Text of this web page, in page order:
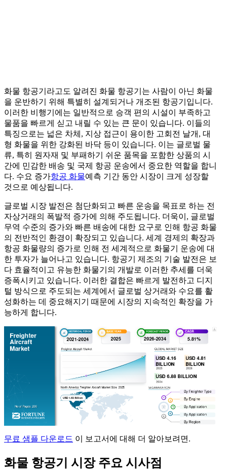
화물 항공기라고도 알려진 화물 항공기는 사람이 아닌 화물
을 운반하기 위해 특별히 설계되거나 개조된 항공기입니다.
이러한 비행기에는 일반적으로 승객 편의 시설이 부족하고
물품을 빠르게 싣고 내릴 수 있는 큰 문이 있습니다. 이들의
특징으로는 넓은 차체, 지상 접근이 용이한 고회전 날개, 대
형 화물을 위한 강화된 바닥 등이 있습니다. 이는 글로벌 물
류, 특히 원자재 및 부패하기 쉬운 품목을 포함한 상품의 시
간에 민감한 배송 및 국제 항공 운송에서 중요한 역할을 합니
다. 수요 증가항공 화물예측 기간 동안 시장이 크게 성장할
것으로 예상됩니다.
글로벌 시장 발전은 첨단화되고 빠른 운송을 목표로 하는 전
자상거래의 폭발적 증가에 의해 주도됩니다. 더욱이, 글로벌
무역 수준의 증가와 빠른 배송에 대한 요구로 인해 항공 화물
의 전반적인 환경이 확장되고 있습니다. 세계 경제의 확장과
항공 화물량의 증가로 인해 전 세계적으로 화물기 운송에 대
한 투자가 늘어나고 있습니다. 항공기 제조의 기술 발전은 보
다 효율적이고 유능한 화물기의 개발로 이러한 추세를 더욱
증폭시키고 있습니다. 이러한 결합은 빠르게 발전하고 디지
털 방식으로 주도되는 세계에서 글로벌 상거래와 수요를 활
성화하는 데 중요해지기 때문에 시장의 지속적인 확장을 가
능하게 합니다.
무료 샘플 다운로드 이 보고서에 대해 더 알아보려면.
화물 항공기 시장 주요 시사점